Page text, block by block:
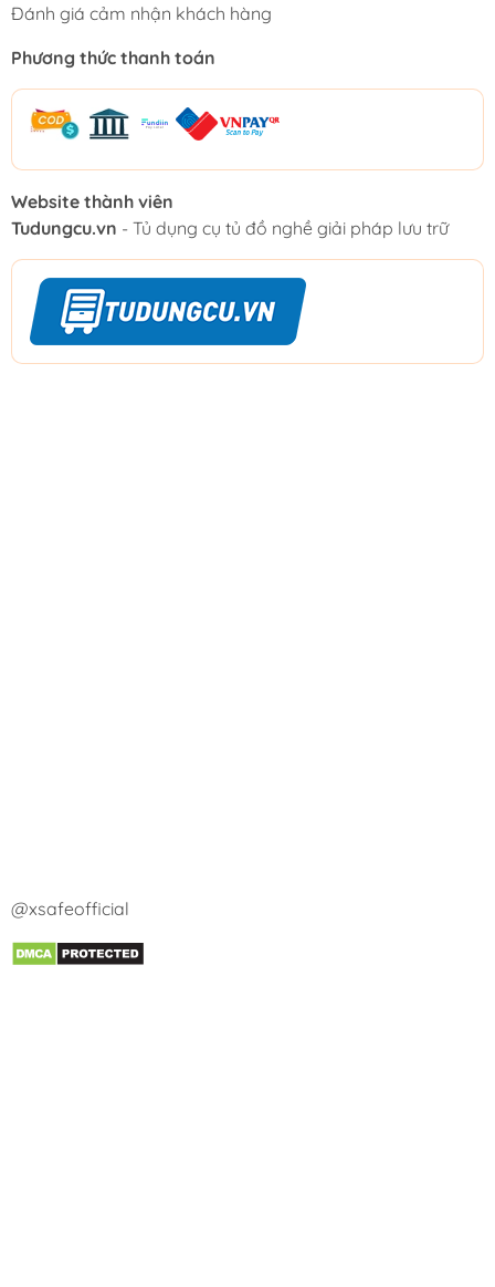
Đánh giá cảm nhận khách hàng
Phương thức thanh toán
Website thành viên
Tudungcu.vn - Tủ dụng cụ tủ đồ nghề giải pháp lưu trữ
@xsafeofficial